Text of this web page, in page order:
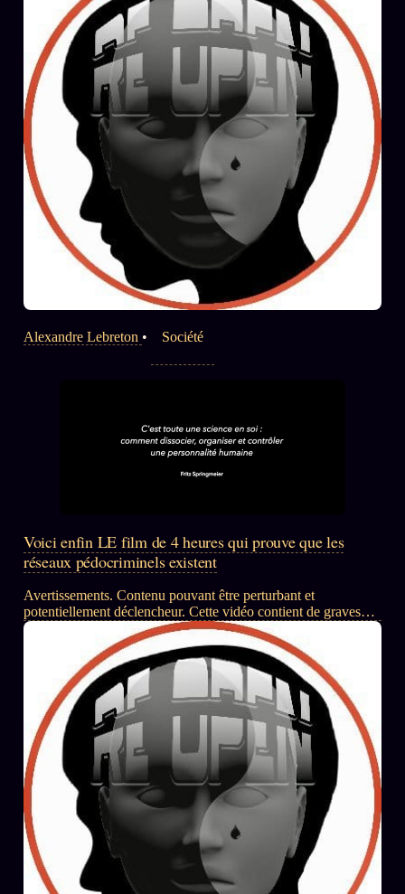
Alexandre Lebreton • Société
Voici enfin LE film de 4 heures qui prouve que les
réseaux pédocriminels existent
Avertissements. Contenu pouvant être perturbant et
potentiellement déclencheur. Cette vidéo contient de graves
allégations concernant des francs-maçons, cela reste des
présomptions reposant sur des témoignages n’ayant pour la
plupart pas fait l’objet d’enquêtes judiciaires. Lire aussi :
Espions et francs-maçons : révélations